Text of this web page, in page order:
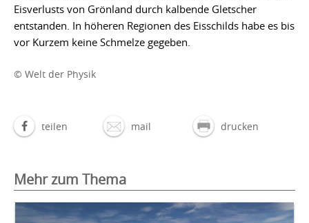
Eisverlusts von Grönland durch kalbende Gletscher
entstanden. In höheren Regionen des Eisschilds habe es bis
vor Kurzem keine Schmelze gegeben.
© Welt der Physik
teilen mail drucken
Mehr zum Thema